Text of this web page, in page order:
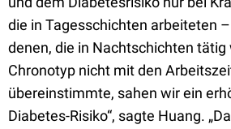
die in Tagesschichten arbeiteten
denen, die in Nachtschichten tätig
Chronotyp nicht mit den
übereinstimmte, sahen wir ein
Diabetes-Risiko“, sagte Huang.